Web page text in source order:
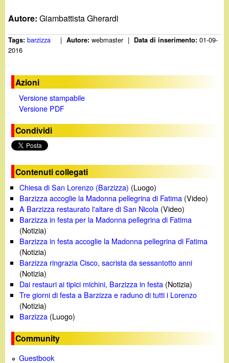
Autore:Giambattista Gherardi
Tags:barzizza | Autore:webmaster | Data di inserimento:01-09-
2016
Azioni
Versione stampabile
Versione PDF
Condividi
Contenuti collegati
Chiesa di San Lorenzo (Barzizza) (Luogo)
Barzizza accoglie la Madonna pellegrina di Fatima (Video)
A Barzizza restaurato l'altare di San Nicola (Video)
Barzizza in festa per la Madonna pellegrina di Fatima
(Notizia)
Barzizza in festa accoglie la Madonna pellegrina di Fatima
(Notizia)
Barzizza ringrazia Cisco, sacrista da sessantotto anni
(Notizia)
Dai restauri ai tipici michini, Barzizza in festa (Notizia)
Tre giorni di festa a Barzizza e raduno di tutti i Lorenzo
(Notizia)
Barzizza (Luogo)
Community
Guestbook